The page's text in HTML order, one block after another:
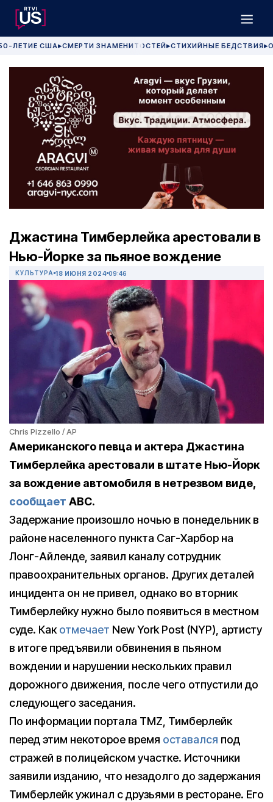
ЛЕТИЕ США▶СМЕРТИ ЗНАМЕНИТОСТЕЙ▶СТИХИЙНЫЕ БЕДСТВИЯ▶
Джастина Тимберлейка арестовали в
Нью-Йорке за пьяное вождение
КУЛЬТУРА 18 ИЮНЯ 2024 09:46
Chris Pizzello / AP
Американского певца и актера Джастина
Тимберлейка арестовали в штате Нью-Йорк
за вождение автомобиля в нетрезвом виде,
сообщает ABC.
Задержание произошло ночью в понедельник в
районе населенного пункта Саг-Харбор на
Лонг-Айленде, заявил каналу сотрудник
правоохранительных органов. Других деталей
инцидента он не привел, однако во вторник
Тимберлейку нужно было появиться в местном
суде. Какотмечает New York Post (NYP), артисту
в итоге предъявили обвинения в пьяном
вождении и нарушении нескольких правил
дорожного движения, после чего отпустили до
следующего заседания.
По информации портала TMZ, Тимберлейк
перед этим некоторое время оставался под
стражей в полицейском участке. Источники
заявили изданию, что незадолго до задержания
Тимберлейк ужинал с друзьями в ресторане. Его